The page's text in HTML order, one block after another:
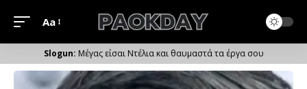
Μέγεθος
Γραμματοσειράς
Aa
Μέγας είσαι Ντέλια και θαυμαστά τα έργα σου